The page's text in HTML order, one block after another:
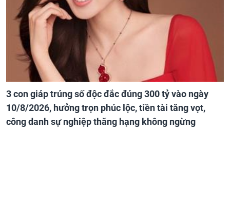
3 con giáp trúng số độc đắc đúng 300 tỷ vào ngày
10/8/2026, hưởng trọn phúc lộc, tiền tài tăng vọt,
công danh sự nghiệp thăng hạng không ngừng